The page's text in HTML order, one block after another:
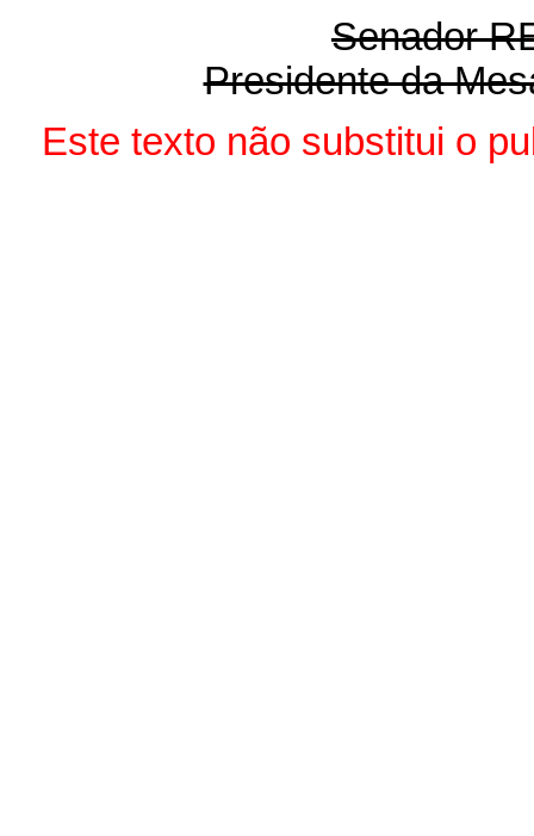
Senador
Presidente da
Este texto não substitui o